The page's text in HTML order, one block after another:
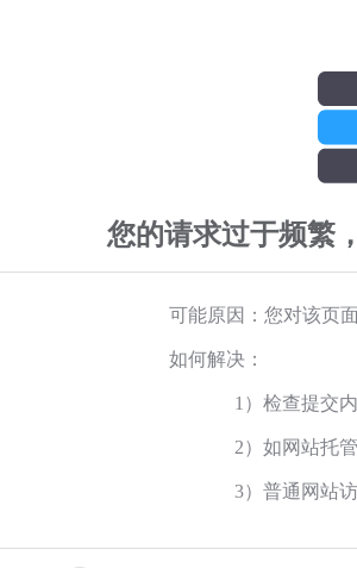
您的请求过于频繁
可能原因：您对该页
如何解决：
1）检查提交
2）如网站托
3）普通网站